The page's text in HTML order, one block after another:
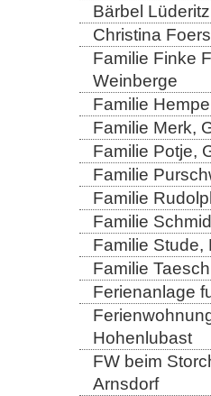
Bärbel
Christina
Familie Finke
Weinberge
Familie
Familie Merk,
Familie Potje,
Familie
Familie
Familie
Familie Stude,
Familie
Ferienanlage
Hohenlubast
FW beim
Arnsdorf